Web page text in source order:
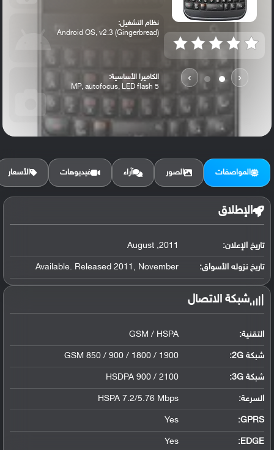
‹
›
نظام التشغيل:
Android OS, v2.3 (Gingerbread)
الكاميرا الأساسية:
5 MP, autofocus, LED flash
المواصفات الصور آراء فيديوهات الأسعار
الإطلاق
تاريخ الإعلان: 2011, August
تاريخ نزوله الأسواق: Available. Released 2011, November
شبكة الاتصال
التقنية: GSM / HSPA
شبكة 2G: GSM 850 / 900 / 1800 / 1900
شبكة 3G :
HSDPA 900 / 2100
السرعة: HSPA 7.2/5.76 Mbps
GPRS:
Yes
EDGE:
Yes